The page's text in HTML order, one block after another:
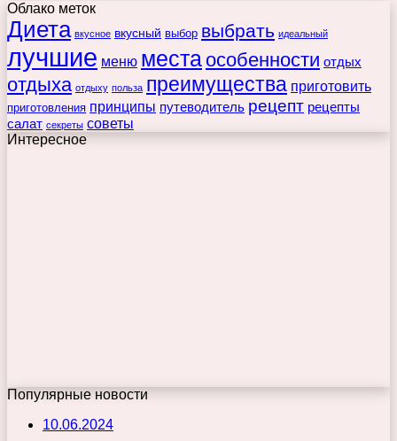
Облако меток
Диета вкусное вкусный выбор выбрать идеальный
лучшие меню места особенности отдых
отдыха отдыху польза преимущества приготовить
приготовления принципы путеводитель рецепт рецепты
салат секреты советы
Интересное
Популярные новости
10.06.2024